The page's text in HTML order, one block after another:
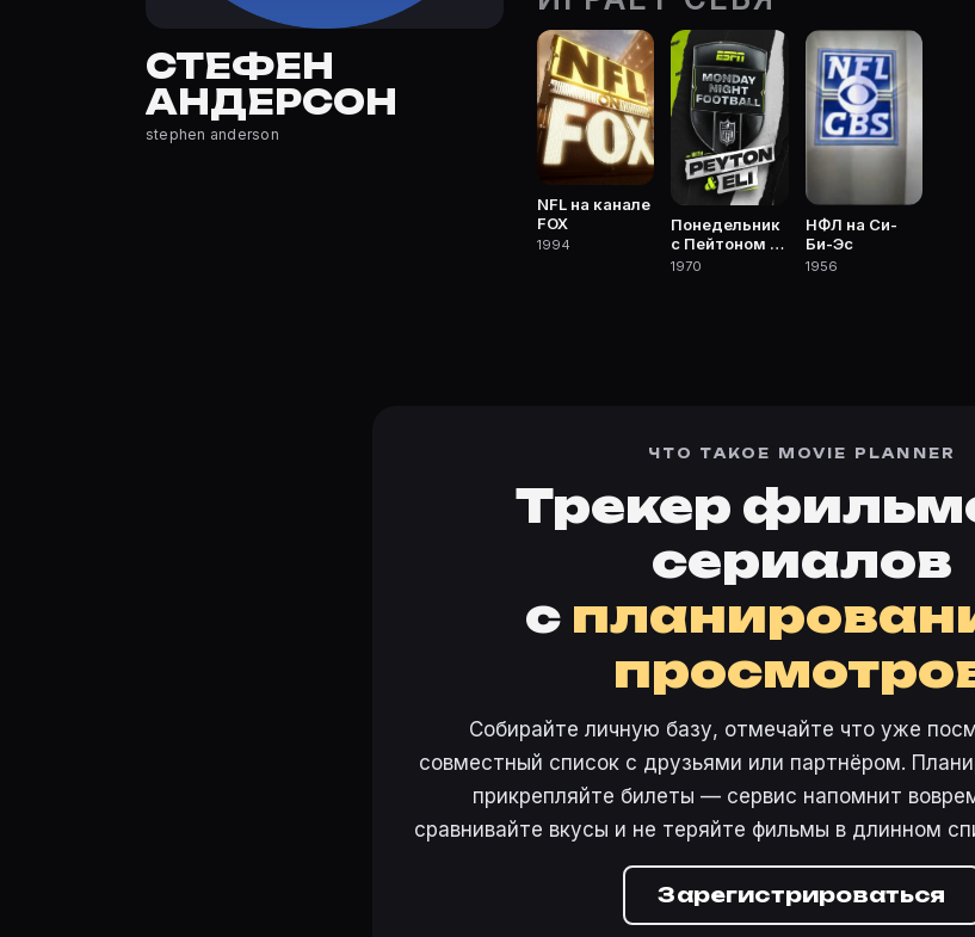
Кто такой(ая) Стефен Андерсон?
Стефен Андерсон — актёр. Биография и роли на карточке Movie Planner.
Где открыть фильмографию Стефен Андерсон?
На Movie Planner: https://movie-planner.ru/s/7143907 — фильмы, сериалы, роли и фото.
СТЕФЕН
АНДЕРСОН
stephen anderson
NFL на канале
FOX
1994
Понедельник
с Пейтоном и
Илай
1970
НФЛ на Си-
Би-Эс
1956
ЧТО ТАКОЕ MOVIE PLANNER
Трекер
сериалов
с
Собирайте личную базу, отмечайте что уже
совместный список с друзьями или партнёром.
прикрепляйте билеты — сервис напомнит
сравнивайте вкусы и не теряйте фильмы в длинном
Зарегистрироваться